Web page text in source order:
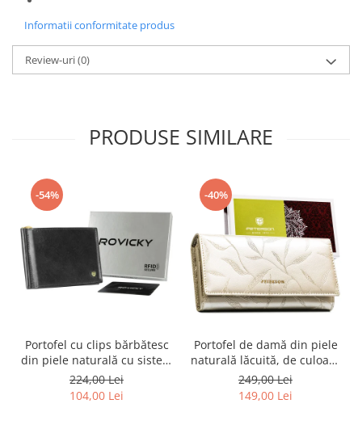
Informatii conformitate produs
Review-uri(0)
PRODUSE SIMILARE
-54%
Portofel cu clips bărbătesc
din piele naturală cu sistem
RFID - Rovicky PTR-N1908-
RVT-9799 BLACK
224,00 Lei
104,00 Lei
-40%
Portofel de damă din piele
naturală lăcuită, de culoare
bej, cu închidere cu capsă -
Peterson
249,00 Lei
149,00 Lei